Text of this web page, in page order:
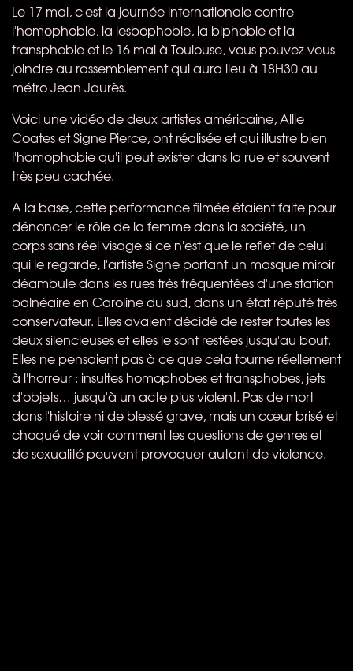
Le 17 mai, c'est la journée internationale contre
l'homophobie, la lesbophobie, la biphobie et la
transphobie et le 16 mai à Toulouse, vous pouvez vous
joindre au rassemblement qui aura lieu à 18H30 au
métro Jean Jaurès.
Voici une vidéo de deux artistes américaine, Allie
Coates et Signe Pierce, ont réalisée et qui illustre bien
l'homophobie qu'il peut exister dans la rue et souvent
très peu cachée.
A la base, cette performance filmée étaient faite pour
dénoncer le rôle de la femme dans la société, un
corps sans réel visage si ce n'est que le reflet de celui
qui le regarde, l'artiste Signe portant un masque miroir
déambule dans les rues très fréquentées d'une station
balnéaire en Caroline du sud, dans un état réputé très
conservateur. Elles avaient décidé de rester toutes les
deux silencieuses et elles le sont restées jusqu'au bout.
Elles ne pensaient pas à ce que cela tourne réellement
à l'horreur : insultes homophobes et transphobes, jets
d'objets… jusqu'à un acte plus violent. Pas de mort
dans l'histoire ni de blessé grave, mais un cœur brisé et
choqué de voir comment les questions de genres et
de sexualité peuvent provoquer autant de violence.